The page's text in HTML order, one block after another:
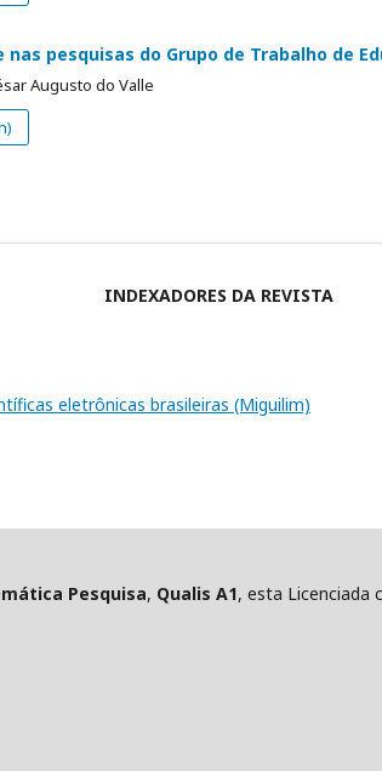
nas pesquisas do Grupo de Trabalho de
Augusto do Valle
INDEXADORES DA REVISTA
Pesquisa, Qualis A1, esta Licenciada